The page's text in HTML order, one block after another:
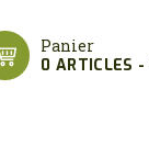
Panier
0 ARTICLES -